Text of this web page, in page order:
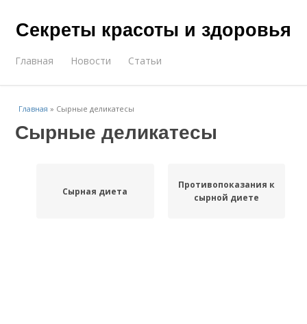
Секреты красоты и здоровья
Главная Новости Статьи
Главная » Сырные деликатесы
Сырные деликатесы
Сырная диета
Противопоказания к
сырной диете